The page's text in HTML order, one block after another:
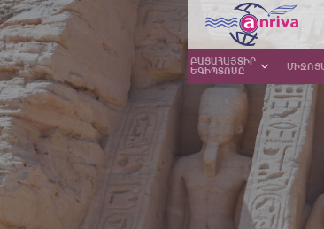
ԲԱՑԱՀԱՅՏԻՐ
ԵԳԻՊՏՈՍԸ